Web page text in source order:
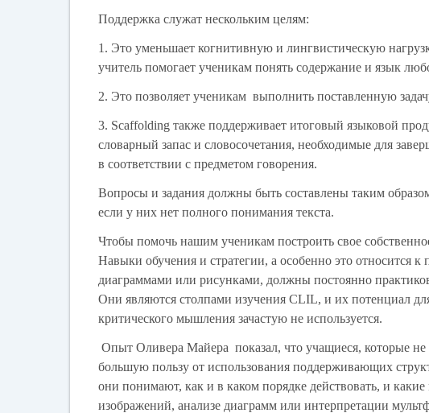
Поддержка служат нескольким целям:
1. Это уменьшает когнитивную и лингвистическую
учитель помогает ученикам понять содержание и язык
2. Это позволяет ученикам выполнить поставленную
3. Scaffolding также поддерживает итоговый языковой
словарный запас и словосочетания, необходимые для
в соответствии с предметом говорения.
Вопросы и задания должны быть составлены таким
если у них нет полного понимания текста.
Чтобы помочь нашим ученикам построить свое
Навыки обучения и стратегии, а особенно это относится
диаграммами или рисунками, должны постоянно
Они являются столпами изучения CLIL, и их потенциал
критического мышления зачастую не используется.
Опыт Оливера Майера показал, что учащиеся, которые
большую пользу от использования поддерживающих
они понимают, как и в каком порядке действовать, и
изображений, анализе диаграмм или интерпретации